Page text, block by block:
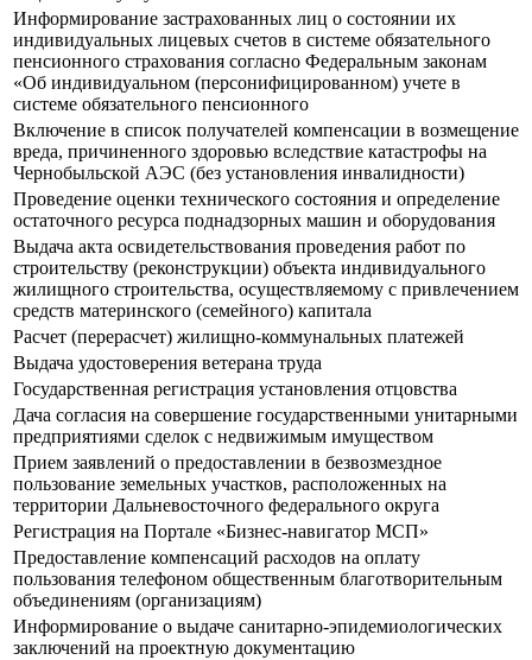
Информирование застрахованных лиц о состоянии их
индивидуальных лицевых счетов в системе обязательного
пенсионного страхования согласно Федеральным законам
«Об индивидуальном (персонифицированном) учете в
системе обязательного пенсионного
Включение в список получателей компенсации в возмещение
вреда, причиненного здоровью вследствие катастрофы на
Чернобыльской АЭС (без установления инвалидности)
Проведение оценки технического состояния и определение
остаточного ресурса поднадзорных машин и оборудования
Выдача акта освидетельствования проведения работ по
строительству (реконструкции) объекта индивидуального
жилищного строительства, осуществляемому с привлечением
средств материнского (семейного) капитала
Расчет (перерасчет) жилищно-коммунальных платежей
Выдача удостоверения ветерана труда
Государственная регистрация установления отцовства
Дача согласия на совершение государственными унитарными
предприятиями сделок с недвижимым имуществом
Прием заявлений о предоставлении в безвозмездное
пользование земельных участков, расположенных на
территории Дальневосточного федерального округа
Регистрация на Портале «Бизнес-навигатор МСП»
Предоставление компенсаций расходов на оплату
пользования телефоном общественным благотворительным
объединениям (организациям)
Информирование о выдаче санитарно-эпидемиологических
заключений на проектную документацию